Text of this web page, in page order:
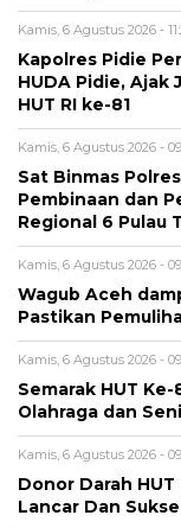
Kamis, 6 Agustus 2026 -
Kapolres Pidie
HUDA Pidie, Ajak
HUT RI ke-81
Kamis, 6 Agustus 2026 -
Sat Binmas
Pembinaan dan
Regional 6 Pulau
Kamis, 6 Agustus 2026 -
Wagub Aceh
Pastikan
Kamis, 6 Agustus 2026 -
Semarak HUT Ke-
Olahraga dan
Kamis, 6 Agustus 2026 -
Donor Darah
Lancar Dan